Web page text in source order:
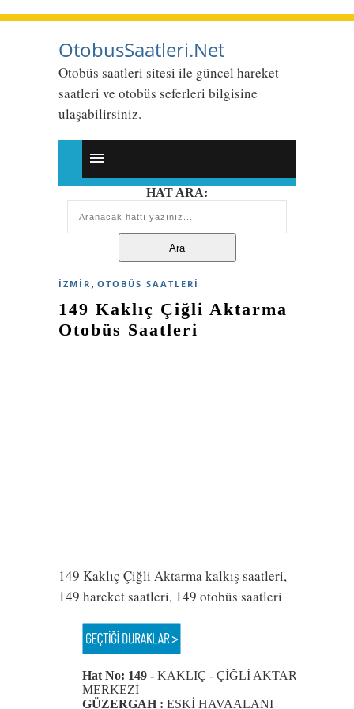
OtobusSaatleri.Net
Otobüs saatleri sitesi ile güncel hareket
saatleri ve otobüs seferleri bilgisine
ulaşabilirsiniz.
HAT ARA:
İZMIR , OTOBÜS SAATLERI
149 Kaklıç Çiğli Aktarma
Otobüs Saatleri
149 Kaklıç Çiğli Aktarma kalkış saatleri,
149 hareket saatleri, 149 otobüs saatleri
Hat No: 149 - KAKLIÇ - ÇİĞLİ AKTARMA
MERKEZİ
GÜZERGAH : ESKİ HAVAALANI